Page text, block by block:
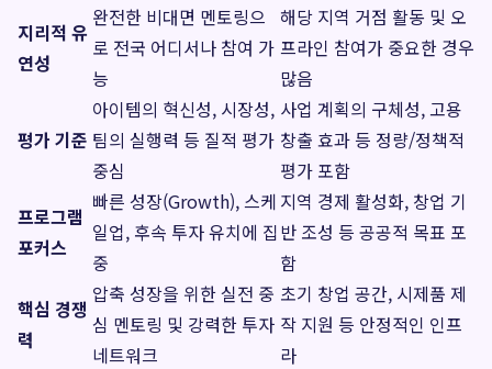
지리적 유
연성
완전한 비대면 멘토링으
로 전국 어디서나 참여 가
능
해당 지역 거점 활동 및 오
프라인 참여가 중요한 경우
많음
평가 기준
아이템의 혁신성, 시장성,
팀의 실행력 등 질적 평가
중심
사업 계획의 구체성, 고용
창출 효과 등 정량/정책적
평가 포함
프로그램
포커스
빠른 성장(Growth), 스케
일업, 후속 투자 유치에 집
중
지역 경제 활성화, 창업 기
반 조성 등 공공적 목표 포
함
핵심 경쟁
력
압축 성장을 위한 실전 중
심 멘토링 및 강력한 투자
네트워크
초기 창업 공간, 시제품 제
작 지원 등 안정적인 인프
라